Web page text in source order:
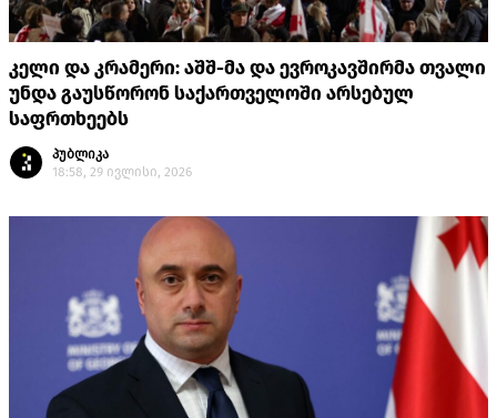
კელი და კრამერი: აშშ-მა და ევროკავშირმა თვალი
უნდა გაუსწორონ საქართველოში არსებულ
საფრთხეებს
პუბლიკა
18:58, 29 ივლისი, 2026